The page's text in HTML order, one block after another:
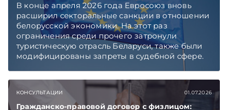
В конце апреля 2026 года Евросоюз вновь
расширил секторальные санкции в отношении
белорусской экономики. На этот раз
ограничения среди прочего затронули
туристическую отрасль Беларуси, также были
модифицированы запреты в судебной сфере.
Правовой контекст и последствия введения
обсудила с Юрием Владимировичем
Шумиловым, основателем и партнером
юридической фирмы YS Advisors,
КОНСУЛЬТАЦИИ 01.07.2026
Гражданско-правовой договор с физлицом: